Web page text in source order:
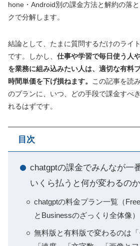
hone・Android別の課金方法と解約の落
クで分解します。
結論として、たまに質問するだけのライ
です。しかし、 仕事や学習で毎日使う人
を業務に組み込みたい人は、適切な有料
時間単価を下げ損ねます。 この記事を読
のプランに、いつ、どの手段で課金すべ
れるはずです。
目次
chatgptの課金でみんなが一
いくら払うと何が変わるのか
chatgptの料金プラン一覧（
とBusinessのざっくり全体像）
無料版と有料版で変わるのは「